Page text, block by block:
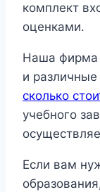
комплект
оценками.
Наша фирма
и
сколько
учебного
Если вам